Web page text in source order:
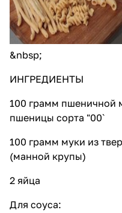
&nbsp;
ИНГРЕДИЕНТЫ
100 грамм пшеничной
пшеницы сорта "00`
100 грамм муки из
(манной крупы)
2 яйца
Для соуса: